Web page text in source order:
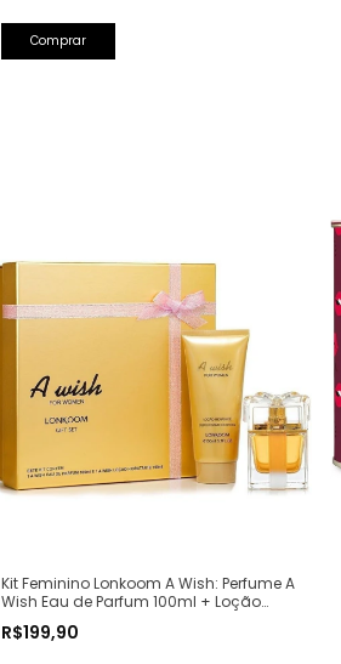
Kit Feminino Lonkoom A Wish: Perfume A
Wish Eau de Parfum 100ml + Loção
R$199,90